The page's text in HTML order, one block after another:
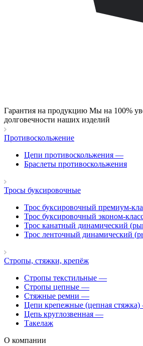
Гарантия на продукцию Мы на 100%
долговечности наших изделий
Противоскольжение
Цепи противоскольжения —
Браслеты противоскольжения
Тросы буксировочные
Трос буксировочный премиум-
Трос буксировочный эконом-
Трос канатный динамический
Трос ленточный динамический
Стропы, стяжки, крепёж
Стропы текстильные —
Стропы цепные —
Стяжные ремни —
Цепи крепежные (цепная стяжка)
Цепь круглозвенная —
Такелаж
О компании